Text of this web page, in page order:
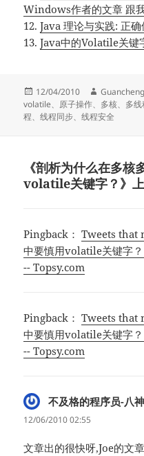
Windows作者的文章 跟
12.Java 理论与实践: 正
13.Java中的Volatile关键
发
布
于
12/04/2010
作
者
volatile、 原子操作、 多核、 多
程、线程同步、线程安全
《剖析为什么在多核
volatile关键字？》
Pingback：Tweets that
中要慎用volatile关键字
-- Topsy.com
Pingback：Tweets that
中要慎用volatile关键字
-- Topsy.com
不及格的程序员-八神
12/06/2010 02:55
文章出的很快呀,Joe的文